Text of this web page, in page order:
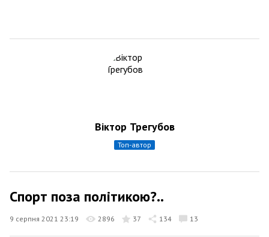
Віктор Трегубов
топ-автор
Спорт поза політикою?..
9 серпня 2021 23:19 2896 37 134 13